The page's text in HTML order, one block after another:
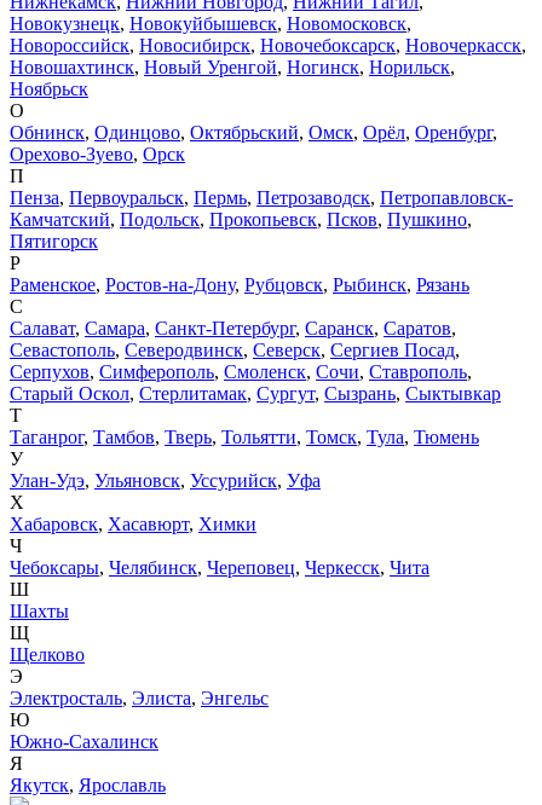
Новокузнецк, Новокуйбышевск, Новомосковск,
Новороссийск, Новосибирск, Новочебоксарск, Новочеркасск,
Новошахтинск, Новый Уренгой, Ногинск, Норильск,
Ноябрьск
О
Обнинск, Одинцово, Октябрьский, Омск, Орёл, Оренбург,
Орехово-Зуево, Орск
П
Пенза, Первоуральск, Пермь, Петрозаводск, Петропавловск-
Камчатский, Подольск, Прокопьевск, Псков, Пушкино,
Пятигорск
Р
Раменское, Ростов-на-Дону, Рубцовск, Рыбинск, Рязань
С
Салават, Самара, Санкт-Петербург, Саранск, Саратов,
Севастополь, Северодвинск, Северск, Сергиев Посад,
Серпухов, Симферополь, Смоленск, Сочи, Ставрополь,
Старый Оскол, Стерлитамак, Сургут, Сызрань, Сыктывкар
Т
Таганрог, Тамбов, Тверь, Тольятти, Томск, Тула, Тюмень
У
Улан-Удэ, Ульяновск, Уссурийск, Уфа
Х
Хабаровск, Хасавюрт, Химки
Ч
Чебоксары, Челябинск, Череповец, Черкесск, Чита
Ш
Шахты
Щ
Щелково
Э
Электросталь, Элиста, Энгельс
Ю
Южно-Сахалинск
Я
Якутск, Ярославль